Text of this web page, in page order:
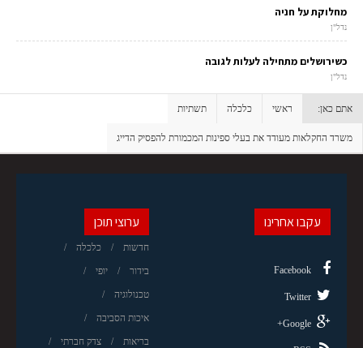
מחלוקת על חניה
נדל"ן
כשירושלים מתחילה לעלות לגובה
נדל"ן
אתם כאן: ראשי כלכלה תשתיות
משרד החקלאות מעודד את בעלי ספינות המכמורת להפסיק הדייג
ערוצי תוכן
חדשות כלכלה
בידור יופי
טכנולוגיה
איכות הסביבה
בריאות צדק חברתי
עקבו אחרינו
Facebook
Twitter
Google+